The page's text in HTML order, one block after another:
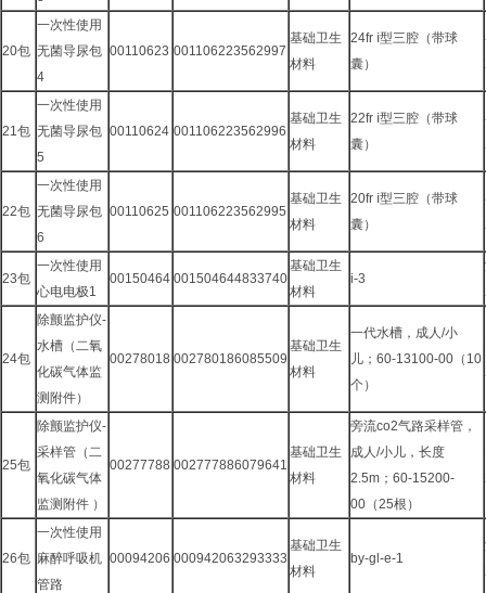
20包
一次性使用
无菌导尿包
4
00110623 001106223562997
基础卫生
材料
24fr ⅰ型三腔（带球
囊）
21包
一次性使用
无菌导尿包
5
00110624 001106223562996
基础卫生
材料
22fr ⅰ型三腔（带球
囊）
22包
一次性使用
无菌导尿包
6
00110625 001106223562995
基础卫生
材料
20fr ⅰ型三腔（带球
囊）
23包
一次性使用
心电电极1
00150464 001504644833740
基础卫生
材料
i-3
24包
除颤监护仪-
水槽（二氧
化碳气体监
测附件）
00278018 002780186085509
基础卫生
材料
一代水槽，成人/小
儿；60-13100-00（10
个）
25包
除颤监护仪-
采样管（二
氧化碳气体
监测附件 ）
00277788 002777886079641
基础卫生
材料
旁流co2气路采样管，
成人/小儿，长度
2.5m；60-15200-
00（25根）
26包
一次性使用
麻醉呼吸机
管路
00094206 000942063293333
基础卫生
材料
by-gl-e-1